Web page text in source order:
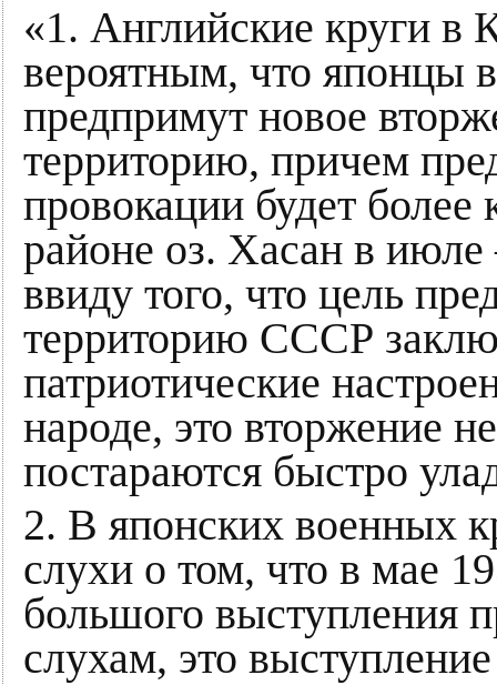
«1. Английские круги в
вероятным, что японцы
предпримут новое
территорию, причем
провокации будет
районе оз. Хасан в
ввиду того, что цель
территорию СССР
патриотические
народе, это вторжение
постараются быстро
2. В японских военных
слухи о том, что в мае
большого выступления
слухам, это